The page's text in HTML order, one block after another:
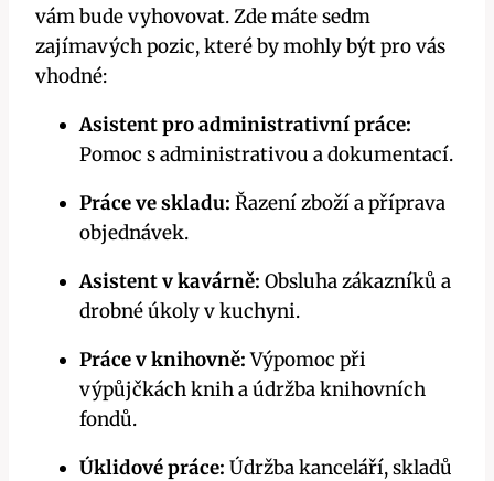
vám bude vyhovovat. Zde máte sedm
zajímavých pozic, které by mohly být pro vás
vhodné:
Asistent pro administrativní práce:
Pomoc s administrativou a dokumentací.
Práce ve skladu: Řazení zboží a příprava
objednávek.
Asistent v kavárně: Obsluha zákazníků a
drobné úkoly v kuchyni.
Práce v knihovně:Výpomoc při
výpůjčkách knih a údržba knihovních
fondů.
Úklidové práce: Údržba kanceláří, skladů